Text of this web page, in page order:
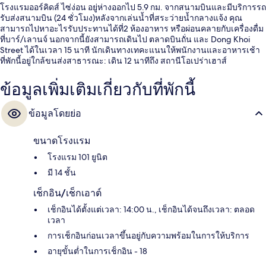
โรงแรมออร์คิดส์ ไซ่ง่อน อยู่ห่างออกไป 5.9 กม. จากสนามบินและมีบริการรถ
รับส่งสนามบิน (24 ชั่วโมง)หลังจากเล่นน้ำที่สระว่ายน้ำกลางแจ้ง คุณ
สามารถไปหาอะไรรับประทานได้ที่2 ห้องอาหาร หรือผ่อนคลายกับเครื่องดื่ม
ที่บาร์/เลานจ์ นอกจากนี้ยังสามารถเดินไป ตลาดบินถั่น และ Dong Khoi
Street ได้ในเวลา 15 นาที นักเดินทางเทคะแนนให้พนักงานและอาหารเช้า
ที่พักนี้อยู่ใกล้ขนส่งสาธารณะ: เดิน 12 นาทีถึง สถานีโอเปร่าเฮาส์
ข้อมูลเพิ่มเติมเกี่ยวกับที่พักนี้
ข้อมูลโดยย่อ
ขนาดโรงแรม
โรงแรม 101 ยูนิต
มี 14 ชั้น
เช็กอิน/เช็กเอาต์
เช็กอินได้ตั้งแต่เวลา: 14:00 น., เช็กอินได้จนถึงเวลา: ตลอด
เวลา
การเช็กอินก่อนเวลาขึ้นอยู่กับความพร้อมในการให้บริการ
อายุขั้นต่ำในการเช็กอิน - 18